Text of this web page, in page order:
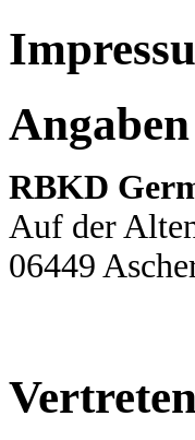
RBKD
Auf der
06449